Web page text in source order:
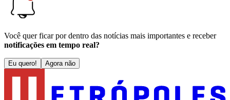
Você quer ficar por dentro das notícias mais importantes e receber
notificações em tempo real?
Eu quero! Agora não